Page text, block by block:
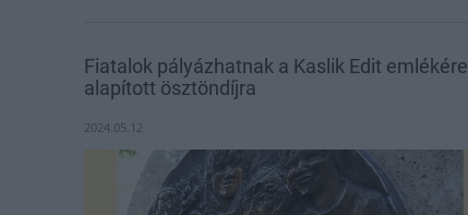
Fiatalok pályázhatnak a Kaslik Edit emlékére
alapított ösztöndíjra
2024.05.12